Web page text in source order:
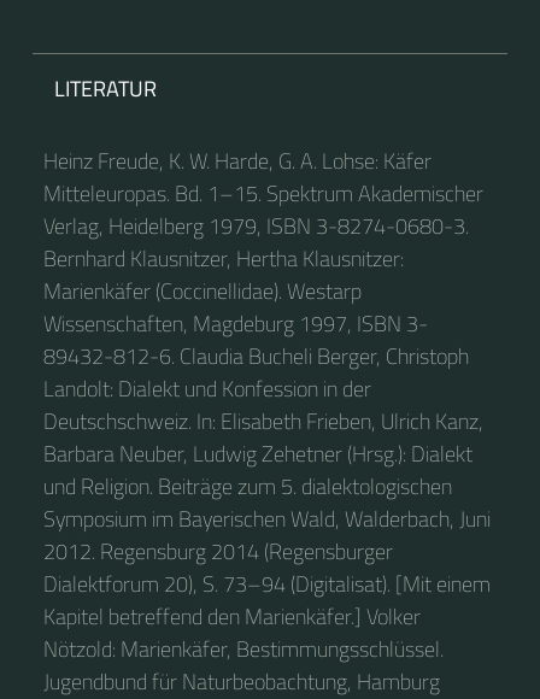
LITERATUR
Heinz Freude, K. W. Harde, G. A. Lohse: Käfer
Mitteleuropas. Bd. 1–15. Spektrum Akademischer
Verlag, Heidelberg 1979, ISBN 3-8274-0680-3.
Bernhard Klausnitzer, Hertha Klausnitzer:
Marienkäfer (Coccinellidae). Westarp
Wissenschaften, Magdeburg 1997, ISBN 3-
89432-812-6. Claudia Bucheli Berger, Christoph
Landolt: Dialekt und Konfession in der
Deutschschweiz. In: Elisabeth Frieben, Ulrich Kanz,
Barbara Neuber, Ludwig Zehetner (Hrsg.): Dialekt
und Religion. Beiträge zum 5. dialektologischen
Symposium im Bayerischen Wald, Walderbach, Juni
2012. Regensburg 2014 (Regensburger
Dialektforum 20), S. 73–94 (Digitalisat). [Mit einem
Kapitel betreffend den Marienkäfer.] Volker
Nötzold: Marienkäfer, Bestimmungsschlüssel.
Jugendbund für Naturbeobachtung, Hamburg